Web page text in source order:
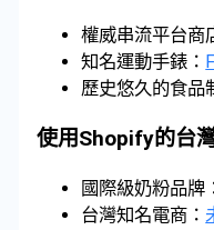
權威串流平台商
知名運動手錶：
歷史悠久的食品
使用Shopify的台
國際級奶粉品牌
台灣知名電商：